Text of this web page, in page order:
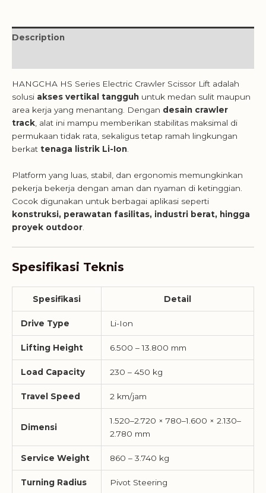
Description
HANGCHA HS Series Electric Crawler Scissor Lift adalah
solusi akses vertikal tangguh untuk medan sulit maupun
area kerja yang menantang. Dengan desain crawler
track , alat ini mampu memberikan stabilitas maksimal di
permukaan tidak rata, sekaligus tetap ramah lingkungan
berkat tenaga listrik Li-Ion
Platform yang luas, stabil, dan ergonomis memungkinkan
pekerja bekerja dengan aman dan nyaman di ketinggian.
Cocok digunakan untuk berbagai aplikasi seperti
konstruksi, perawatan fasilitas, industri berat, hingga
proyek outdoor
Spesifikasi Teknis
Spesifikasi Detail
Drive Type Li-Ion
Lifting Height 6.500 – 13.800 mm
Load Capacity 230 – 450 kg
Travel Speed 2 km/jam
Dimensi
1.520–2.720 × 780–1.600 × 2.130–
2.780 mm
Service Weight 860 – 3.740 kg
Turning Radius Pivot Steering